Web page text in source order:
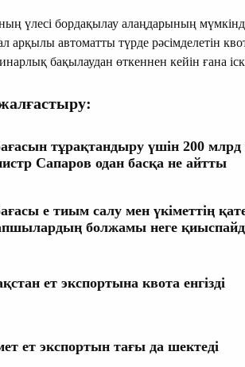
үлесі бордақылау алаңдарының
арқылы автоматты түрде рәсімделетін
бақылаудан өткеннен кейін ғана
тұрақтандыру үшін 200 млрд
Сапаров одан басқа не айтты
е тиым салу мен үкіметтің
болжамы неге
ет экспортына квота енгізді
ет экспортын тағы да шектеді